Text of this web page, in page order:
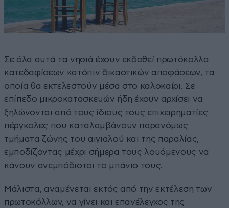
Σε όλα αυτά τα νησιά έχουν εκδοθεί πρωτόκολλα
κατεδαφίσεων κατόπιν δικαστικών αποφάσεων, τα
οποία θα εκτελεστούν μέσα στο καλοκαίρι. Σε
επίπεδο μικροκατασκευών ήδη έχουν αρχίσει να
ξηλώνονται από τους ίδιους τους επιχειρηματίες
πέργκολες που καταλαμβάνουν παρανόμως
τμήματα ζώνης του αιγιαλού και της παραλίας,
εμποδίζοντας μέχρι σήμερα τους λουόμενους να
κάνουν ανεμπόδιστοι το μπάνιο τους.
Μάλιστα, αναμένεται εκτός από την εκτέλεση των
πρωτοκόλλων, να γίνει και επανέλεγχος της